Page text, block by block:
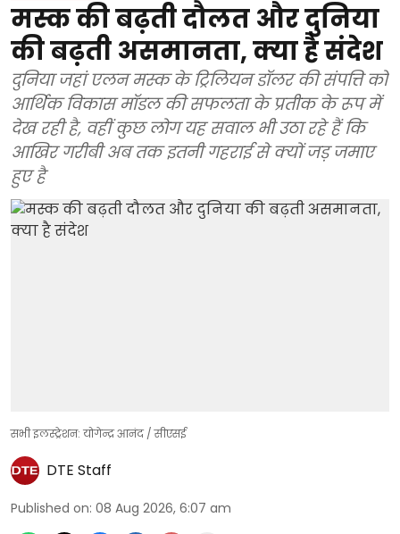
मस्क की बढ़ती दौलत और दुनिया
की बढ़ती असमानता, क्या है संदेश
दुनिया जहां एलन मस्क के ट्रिलियन डॉलर की संपत्ति को
आर्थिक विकास मॉडल की सफलता के प्रतीक के रूप में
देख रही है, वहीं कुछ लोग यह सवाल भी उठा रहे हैं कि
आखिर गरीबी अब तक इतनी गहराई से क्यों जड़ जमाए
हुए है
सभी इलस्ट्रेशन: योगेन्द्र आनंद / सीएसई
DTE Staff
Published on: 08 Aug 2026, 6:07 am